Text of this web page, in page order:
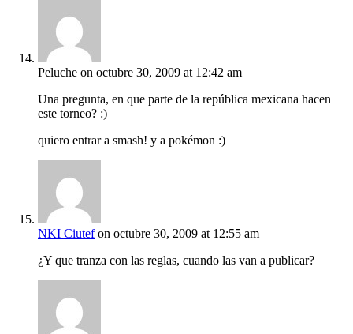
Peluche on octubre 30, 2009 at 12:42 am
Una pregunta, en que parte de la república mexicana hacen
este torneo? :)
quiero entrar a smash! y a pokémon :)
NKI Ciutef on octubre 30, 2009 at 12:55 am
¿Y que tranza con las reglas, cuando las van a publicar?